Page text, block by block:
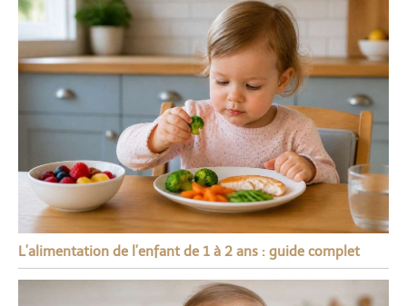
L’alimentation de l’enfant de 1 à 2 ans : guide complet